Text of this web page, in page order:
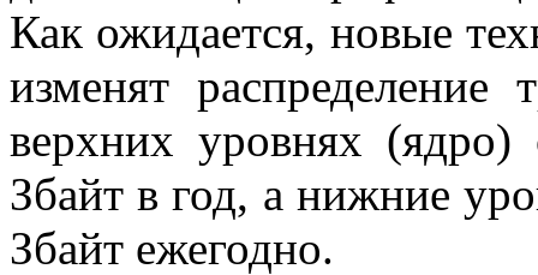
Как ожидается, новые
изменят
верхних уровнях
Збайт в год, а нижние
Збайт ежегодно.